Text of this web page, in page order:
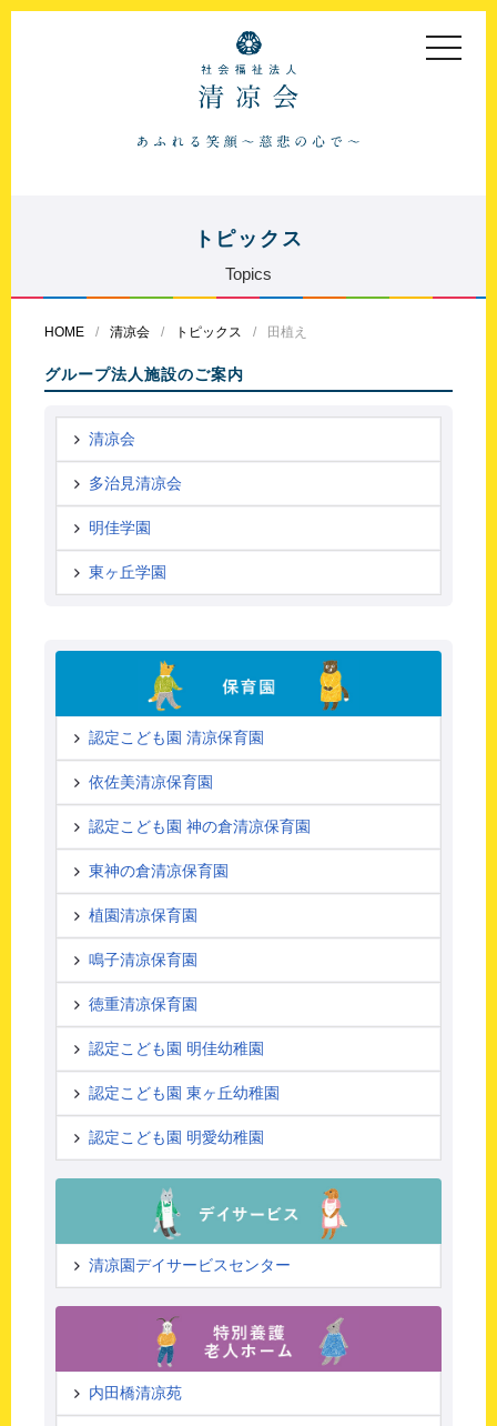
toggle
トピックス
Topics
HOME 清凉会 トピックス 田植え
グループ法人施設のご案内
清凉会
多治見清凉会
明佳学園
東ヶ丘学園
認定こども園 清凉保育園
依佐美清凉保育園
認定こども園 神の倉清凉保育園
東神の倉清凉保育園
植園清凉保育園
鳴子清凉保育園
徳重清凉保育園
認定こども園 明佳幼稚園
認定こども園 東ヶ丘幼稚園
認定こども園 明愛幼稚園
清凉園デイサービスセンター
内田橋清凉苑